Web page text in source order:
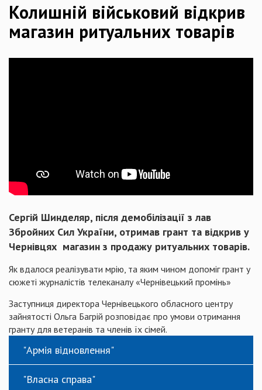
Колишній військовий відкрив
магазин ритуальних товарів
Сергій Шинделяр, після демобілізації з лав
Збройних Сил України, отримав грант та відкрив у
Чернівцях магазин з продажу ритуальних товарів.
Як вдалося реалізувати мрію, та яким чином допоміг грант у
сюжеті журналістів телеканалу «Чернівецький промінь»
Заступниця директора Чернівецького обласного центру
зайнятості Ольга Багрій розповідає про умови отримання
гранту для ветеранів та членів їх сімей.
"Армія відновлення"
"Власна справа"